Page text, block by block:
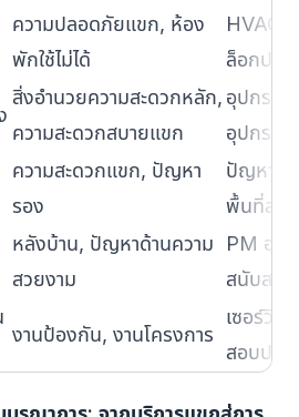
ความปลอดภัยแขก, ห้อง
พักใช้ไม่ได้
HVAC
ล็อกประ
สิ่งอำนวยความสะดวกหลัก,
ความสะดวกสบายแขก
อุปกรณ์ส
อุปกรณ์ค
ความสะดวกแขก, ปัญหา
รอง
ปัญหาห้
พื้นที่ส่วน
หลังบ้าน, ปัญหาด้านความ
สวยงาม
PM อุป
สนับสนุ
งานป้องกัน, งานโครงการ
เซอร์วิส
สอบประ